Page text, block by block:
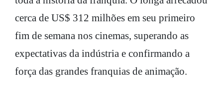
cerca de US$ 312 milhões em seu primeiro
fim de semana nos cinemas, superando as
expectativas da indústria e confirmando a
força das grandes franquias de animação.